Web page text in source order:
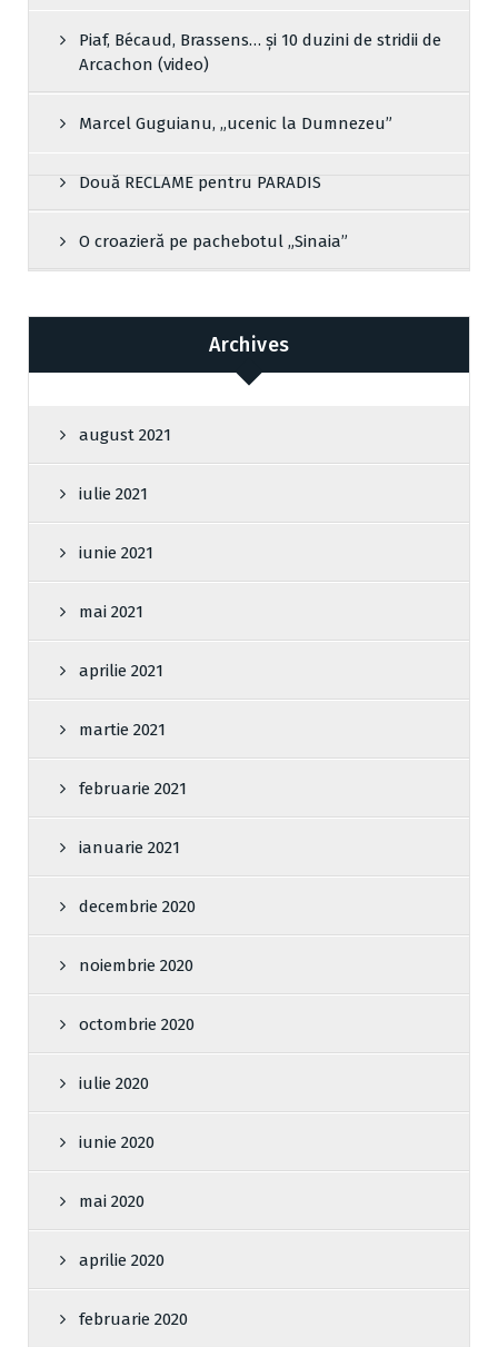
Piaf, Bécaud, Brassens… și 10 duzini de stridii de
Arcachon (video)
Marcel Guguianu, „ucenic la Dumnezeu”
Două RECLAME pentru PARADIS
O croazieră pe pachebotul „Sinaia”
Archives
august 2021
iulie 2021
iunie 2021
mai 2021
aprilie 2021
martie 2021
februarie 2021
ianuarie 2021
decembrie 2020
noiembrie 2020
octombrie 2020
iulie 2020
iunie 2020
mai 2020
aprilie 2020
februarie 2020